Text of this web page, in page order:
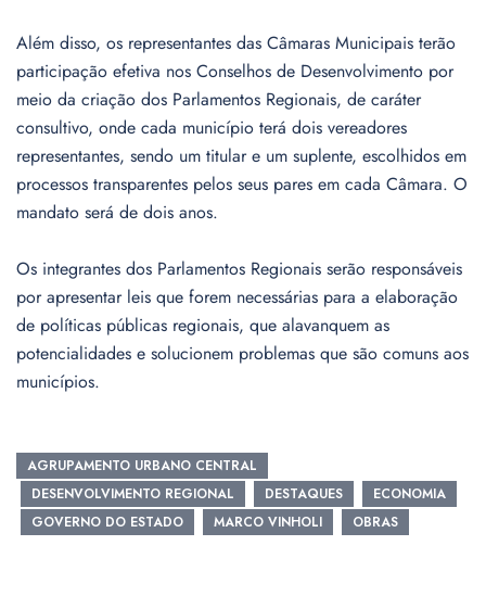
Além disso, os representantes das Câmaras Municipais terão
participação efetiva nos Conselhos de Desenvolvimento por
meio da criação dos Parlamentos Regionais, de caráter
consultivo, onde cada município terá dois vereadores
representantes, sendo um titular e um suplente, escolhidos em
processos transparentes pelos seus pares em cada Câmara. O
mandato será de dois anos.
Os integrantes dos Parlamentos Regionais serão responsáveis
por apresentar leis que forem necessárias para a elaboração
de políticas públicas regionais, que alavanquem as
potencialidades e solucionem problemas que são comuns aos
municípios.
AGRUPAMENTO URBANO CENTRAL
DESENVOLVIMENTO REGIONAL
DESTAQUES
ECONOMIA
GOVERNO DO ESTADO
MARCO VINHOLI OBRAS